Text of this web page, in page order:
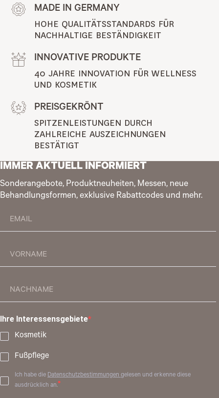
MADE IN GERMANY
HOHE QUALITÄTSSTANDARDS FÜR
NACHHALTIGE BESTÄNDIGKEIT
INNOVATIVE PRODUKTE
40 JAHRE INNOVATION FÜR WELLNESS
UND KOSMETIK
PREISGEKRÖNT
SPITZENLEISTUNGEN DURCH
ZAHLREICHE AUSZEICHNUNGEN
BESTÄTIGT
IMMER AKTUELL INFORMIERT
Sonderangebote, Produktneuheiten, Messen, neue
Behandlungsformen, exklusive Rabattcodes und mehr.
Ihre Interessensgebiete
Kosmetik
Fußpflege
Ich habe die Datenschutzbestimmungengelesen und erkenne diese
ausdrücklich an.